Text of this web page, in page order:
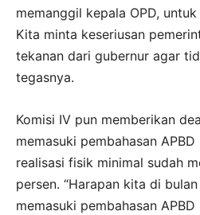
memanggil kepala OPD,
Kita minta keseriusan
tekanan dari gubernur agar
tegasnya.
Komisi IV pun memberikan
memasuki pembahasan
realisasi fisik minimal sudah
persen. “Harapan kita di
memasuki pembahasan